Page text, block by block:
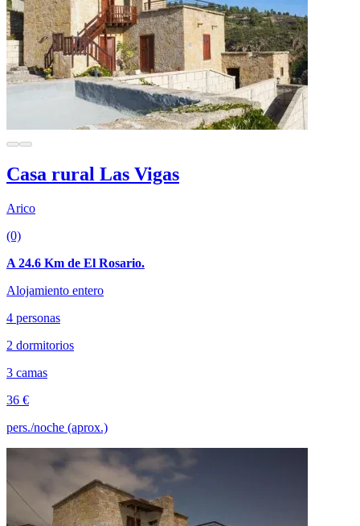
Casa rural Las Vigas
Arico
(0)
A 24.6 Km de El Rosario.
Alojamiento entero
4 personas
2 dormitorios
3 camas
36 €
pers./noche (aprox.)